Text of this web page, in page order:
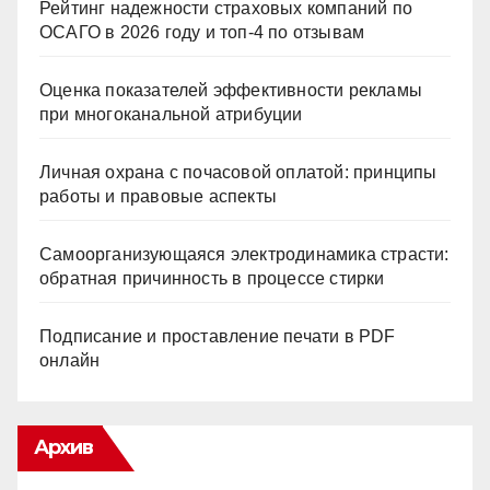
Рейтинг надежности страховых компаний по
ОСАГО в 2026 году и топ-4 по отзывам
Оценка показателей эффективности рекламы
при многоканальной атрибуции
Личная охрана с почасовой оплатой: принципы
работы и правовые аспекты
Самоорганизующаяся электродинамика страсти:
обратная причинность в процессе стирки
Подписание и проставление печати в PDF
онлайн
Архив